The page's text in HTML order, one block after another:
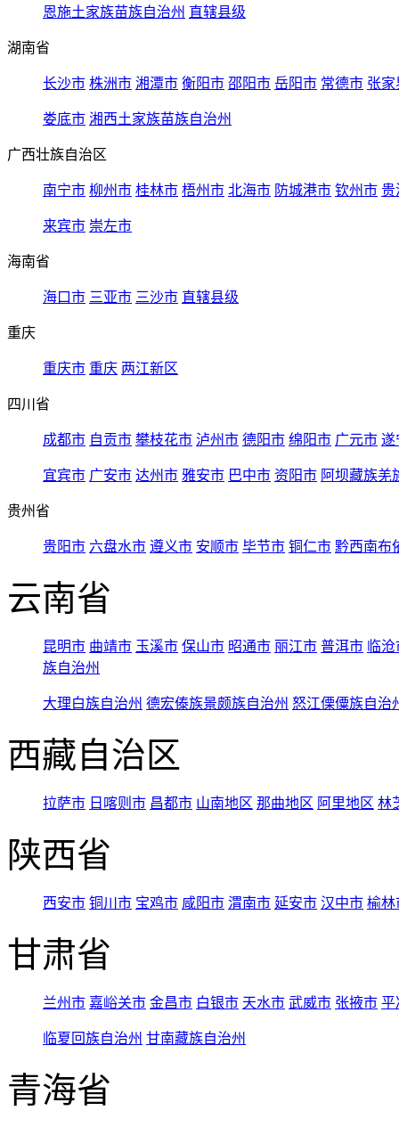
恩施土家族苗族自治州 直辖县级
湖南省
长沙市 株洲市 湘潭市 衡阳市 邵阳市 岳阳市 常德市 张家
娄底市 湘西土家族苗族自治州
广西壮族自治区
南宁市 柳州市 桂林市 梧州市 北海市 防城港市 钦州市 贵
来宾市 崇左市
海南省
海口市 三亚市 三沙市 直辖县级
重庆
重庆市 重庆 两江新区
四川省
成都市 自贡市 攀枝花市 泸州市 德阳市 绵阳市 广元市 遂
宜宾市 广安市 达州市 雅安市 巴中市 资阳市 阿坝藏族羌
贵州省
贵阳市 六盘水市 遵义市 安顺市 毕节市 铜仁市 黔西南布
云南省
昆明市 曲靖市 玉溪市 保山市 昭通市 丽江市 普洱市 临
族自治州
大理白族自治州 德宏傣族景颇族自治州 怒江傈僳族自治
西藏自治区
拉萨市 日喀则市 昌都市 山南地区 那曲地区 阿里地区 林
陕西省
西安市 铜川市 宝鸡市 咸阳市 渭南市 延安市 汉中市 榆林
甘肃省
兰州市 嘉峪关市 金昌市 白银市 天水市 武威市 张掖市 平
临夏回族自治州 甘南藏族自治州
青海省